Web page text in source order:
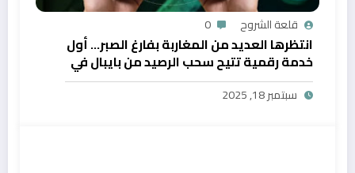
قلعة الشروح 0
انتظرها العديد من المغاربة بفارغ الصبر… أول
خدمة رقمية تتيح سحب الرصيد من بايبال في
المغرب
سبتمبر 18, 2025